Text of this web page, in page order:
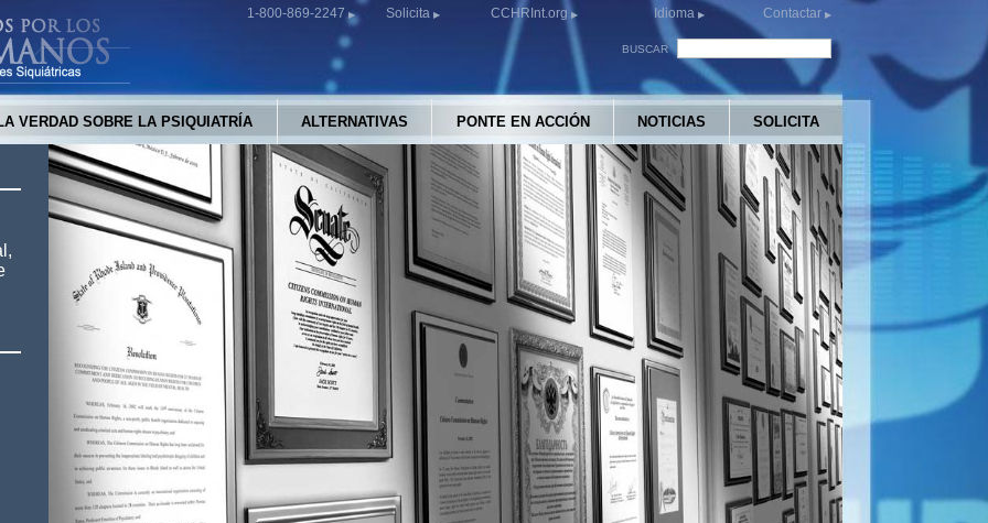
1-800-869-2247 Solicita CCHRInt.org Idioma Contactar
BUSCAR
VERDAD SOBRE LA PSIQUIATRÍA ALTERNATIVAS PONTE EN ACCIÓN NOTICIAS SOLICITA